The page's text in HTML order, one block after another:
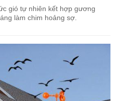
gió tự nhiên kết hợp gương
làm chim hoảng sợ.